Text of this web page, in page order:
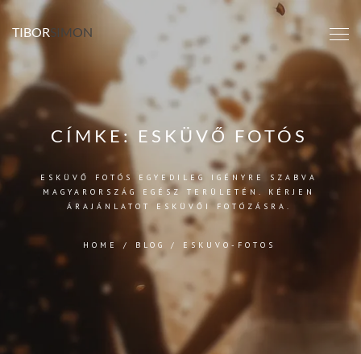
TIBORSIMON
CÍMKE: ESKÜVŐ FOTÓS
ESKÜVŐ FOTÓS EGYEDILEG IGÉNYRE SZABVA
MAGYARORSZÁG EGÉSZ TERÜLETÉN. KÉRJEN
ÁRAJÁNLATOT ESKÜVŐI FOTÓZÁSRA.
HOME / BLOG / ESKUVO-FOTOS